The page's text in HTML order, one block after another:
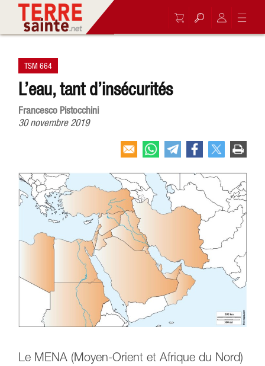
TSM 664
L’eau, tant d’insécurités
Francesco Pistocchini
30 novembre 2019
Le MENA (Moyen-Orient et Afrique du Nord)